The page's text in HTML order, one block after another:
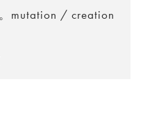
mutation / creation